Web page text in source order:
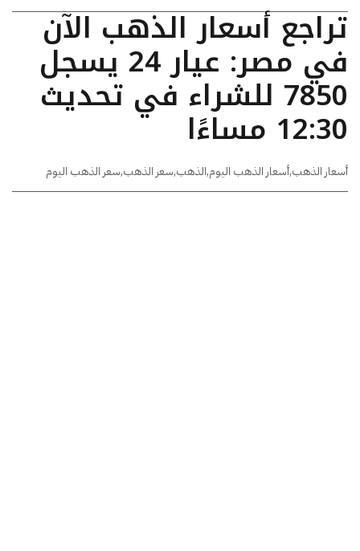
تراجع أسعار الذهب الآن
في مصر: عيار 24 يسجل
7850 للشراء في تحديث
12:30 مساءًا
أسعار الذهب,أسعار الذهب اليوم,الذهب,سعر الذهب,سعر الذهب اليوم